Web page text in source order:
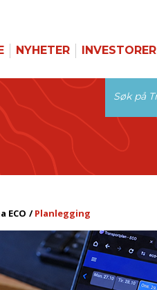
NYHETER INVESTORER
ECO Planlegging